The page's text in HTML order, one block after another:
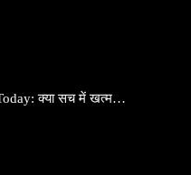
क्या सच में खत्म…